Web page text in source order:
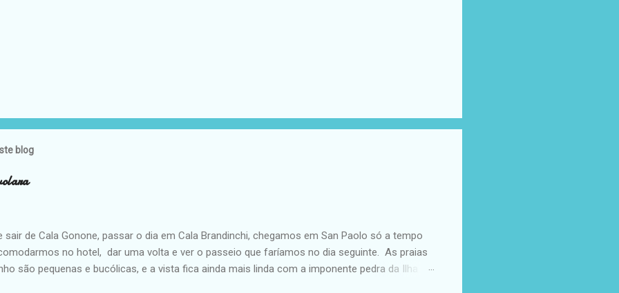
blog
sair de Cala Gonone, passar o dia em Cala Brandinchi, chegamos em San Paolo só a tempo
no hotel, dar uma volta e ver o passeio que faríamos no dia seguinte. As praias
são pequenas e bucólicas, e a vista fica ainda mais linda com a imponente pedra da Ilha de